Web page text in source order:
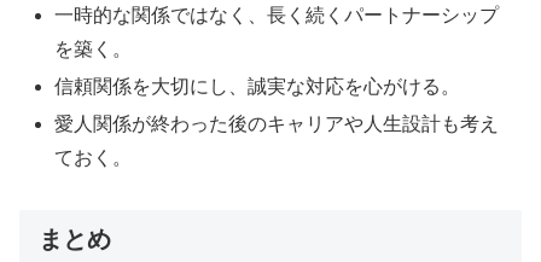
一時的な関係ではなく、長く続くパートナーシップ
を築く。
信頼関係を大切にし、誠実な対応を心がける。
愛人関係が終わった後のキャリアや人生設計も考え
ておく。
まとめ